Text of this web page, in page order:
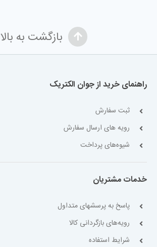
بازگشت به بالا
راهنمای خرید از جوان الکتریک
ثبت سفارش
رویه های ارسال سفارش
شیوه‌های پرداخت
خدمات مشتریان
پاسخ به پرسشهای متداول
رویه‌های بازگردانی کالا
شرایط استفاده